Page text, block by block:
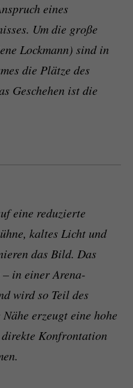
eines
Um die große
Lockmann) sind in
die Plätze des
Geschehen ist die
eine reduzierte
kaltes Licht und
das Bild. Das
in einer Arena-
wird so Teil des
erzeugt eine hohe
Konfrontation